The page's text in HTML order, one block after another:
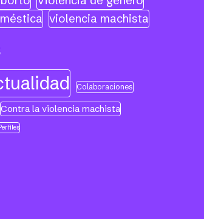
violencia machista
Colaboraciones
Contra la violencia machista